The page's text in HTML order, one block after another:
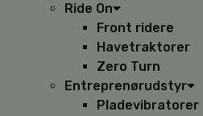
Ride On
Front ridere
Havetraktorer
Zero Turn
Entreprenørudstyr
Pladevibratorer